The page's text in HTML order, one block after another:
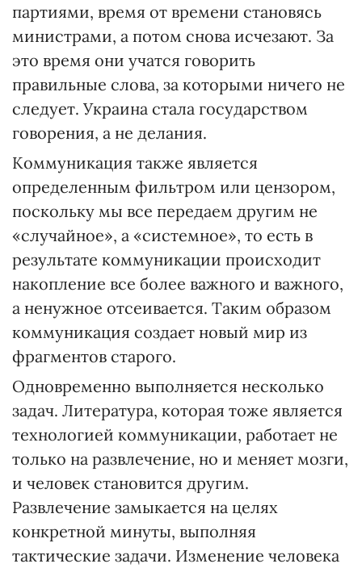
партиями, время от времени становясь
министрами, а потом снова исчезают. За
это время они учатся говорить
правильные слова, за которыми ничего не
следует. Украина стала государством
говорения, а не делания.
Коммуникация также является
определенным фильтром или цензором,
поскольку мы все передаем другим не
«случайное», а «системное», то есть в
результате коммуникации происходит
накопление все более важного и важного,
а ненужное отсеивается. Таким образом
коммуникация создает новый мир из
фрагментов старого.
Одновременно выполняется несколько
задач. Литература, которая тоже является
технологией коммуникации, работает не
только на развлечение, но и меняет мозги,
и человек становится другим.
Развлечение замыкается на целях
конкретной минуты, выполняя
тактические задачи. Изменение человека